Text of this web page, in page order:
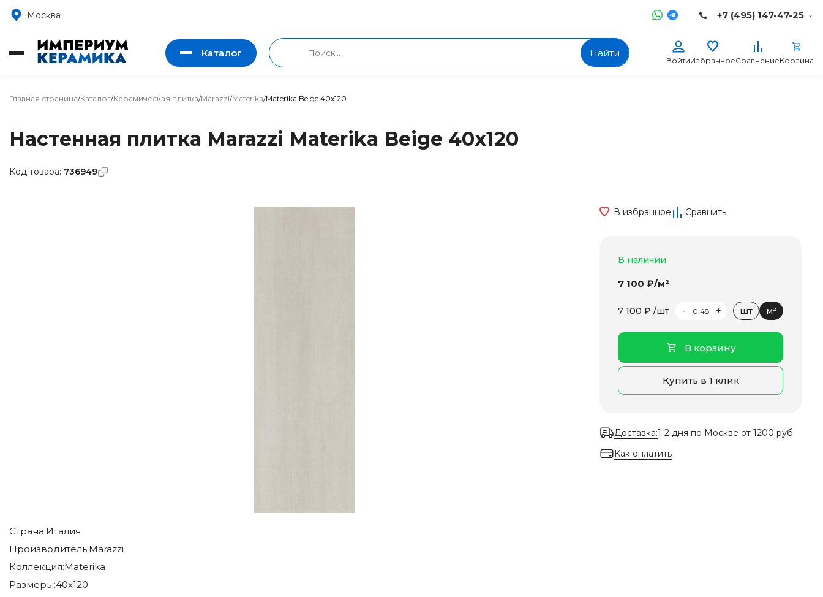
Москва +7 (495) 147-47-25
Каталог Найти
ВойтиИзбранноеСравнениеКорзина
Главная страница/Каталог/Керамическая плитка/Marazzi/Materika/Materika Beige 40x120
Настенная плитка Marazzi Materika Beige 40x120
Страна:Италия
Производитель:Marazzi
Коллекция:Materika
Размеры:40x120
В избранное Сравнить
В наличии
7 100 ₽/м²
7 100 ₽ /шт - + шт м²
В корзину
Купить в 1 клик
Доставка:1-2 дня по Москве от 1200 руб
Как оплатить
Код товара: 736949